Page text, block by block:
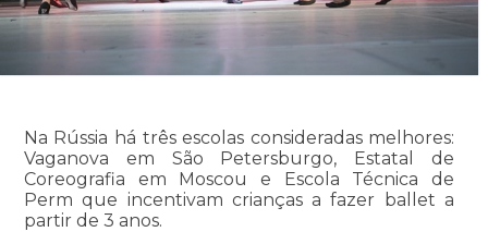
Na Rússia há três escolas consideradas melhores:
Vaganova em São Petersburgo, Estatal de
Coreografia em Moscou e Escola Técnica de
Perm que incentivam crianças a fazer ballet a
partir de 3 anos.